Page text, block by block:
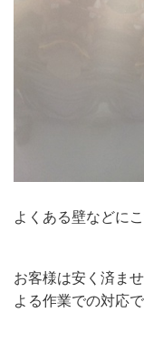
よくある壁などに
お客様は安く済ま
よる作業での対応